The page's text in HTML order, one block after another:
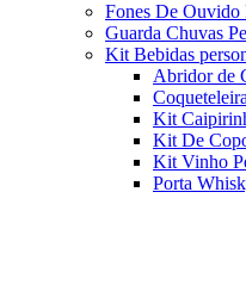
Fones De Ouvido
Guarda Chuvas
Kit Bebidas
Abridor de
Kit
Kit De
Kit Vinho
Porta